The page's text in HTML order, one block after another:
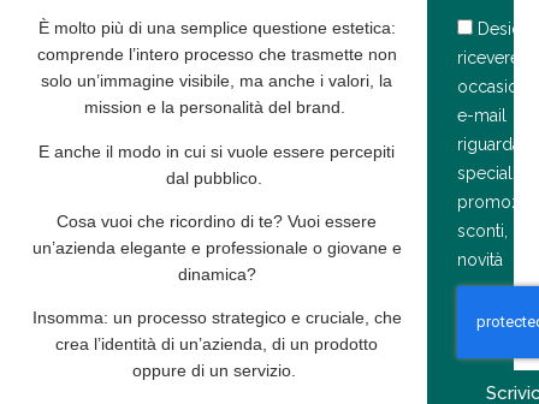
È molto più di una semplice questione estetica:
comprende l’intero processoche trasmette non
solo un’immagine visibile, ma anche ivalori, la
mission e la personalità del brand.
E anche il modo in cui si vuole essere percepiti
dal pubblico.
Cosa vuoi che ricordino di te? Vuoi essere
un’azienda elegante e professionale o giovane e
dinamica?
Insomma: un processo strategico e cruciale, che
crea l’identità di un’azienda, di un prodotto
oppure di un servizio.
ricevere
e-mail
riguardanti
speciali
sconti,
novità